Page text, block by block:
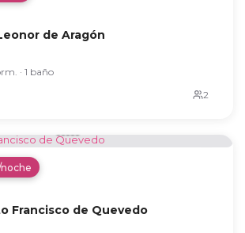
de Aragón
· 1 baño
Francisco de Quevedo